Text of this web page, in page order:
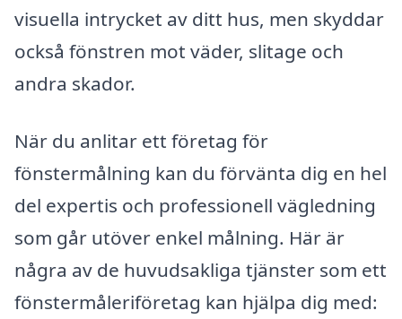
visuella intrycket av ditt hus, men skyddar
också fönstren mot väder, slitage och
andra skador.
När du anlitar ett företag för
fönstermålning kan du förvänta dig en hel
del expertis och professionell vägledning
som går utöver enkel målning. Här är
några av de huvudsakliga tjänster som ett
fönstermåleriföretag kan hjälpa dig med: